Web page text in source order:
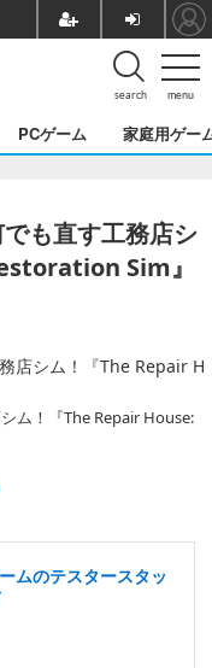
menu
search
PCゲーム 家庭用ゲー
も直す工務店シ
Sim』
ム！『The Repair House:
ムのテスタースタッ